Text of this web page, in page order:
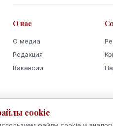
О нас
О медиа
Редакция
Вакансии
cookie